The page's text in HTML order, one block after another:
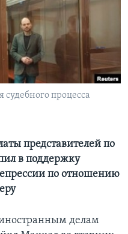
процесса
представителей по
в поддержку
по отношению
делам